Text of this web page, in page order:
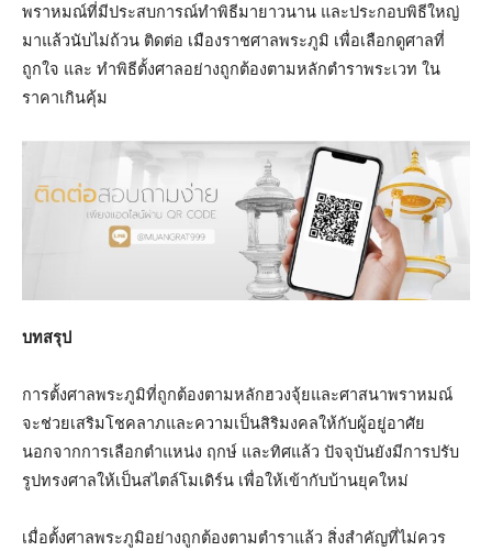
พราหมณ์ที่มีประสบการณ์ทำพิธีมายาวนาน และประกอบพิธีใหญ่
มาแล้วนับไม่ถ้วน ติดต่อ เมืองราชศาลพระภูมิ เพื่อเลือกดูศาลที่
ถูกใจ และ ทำพิธีตั้งศาลอย่างถูกต้องตามหลักตำราพระเวท ใน
ราคาเกินคุ้ม
บทสรุป
การตั้งศาลพระภูมิที่ถูกต้องตามหลักฮวงจุ้ยและศาสนาพราหมณ์
จะช่วยเสริมโชคลาภและความเป็นสิริมงคลให้กับผู้อยู่อาศัย
นอกจากการเลือกตำแหน่ง ฤกษ์ และทิศแล้ว ปัจจุบันยังมีการปรับ
รูปทรงศาลให้เป็นสไตล์โมเดิร์น เพื่อให้เข้ากับบ้านยุคใหม่
เมื่อตั้งศาลพระภูมิอย่างถูกต้องตามตำราแล้ว สิ่งสำคัญที่ไม่ควร